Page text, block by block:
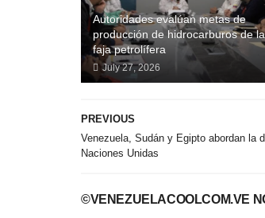
Autoridades evalúan metas de
producción de hidrocarburos de la
faja petrolífera
July 27, 2026
PREVIOUS
Venezuela, Sudán y Egipto abordan la
Naciones Unidas
©VENEZUELACOOLCOM.VE